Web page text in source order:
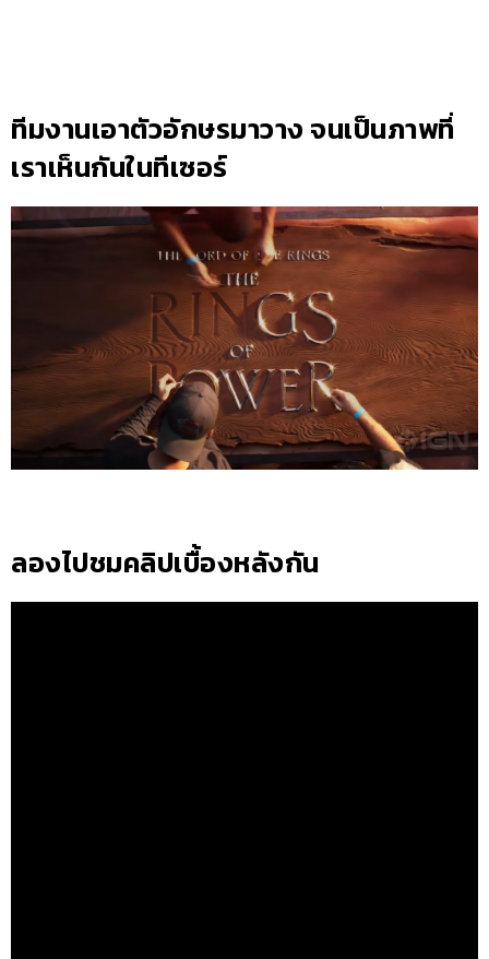
ทีมงานเอาตัวอักษรมาวาง จนเป็นภาพที่
เราเห็นกันในทีเซอร์
ลองไปชมคลิปเบื้องหลังกัน